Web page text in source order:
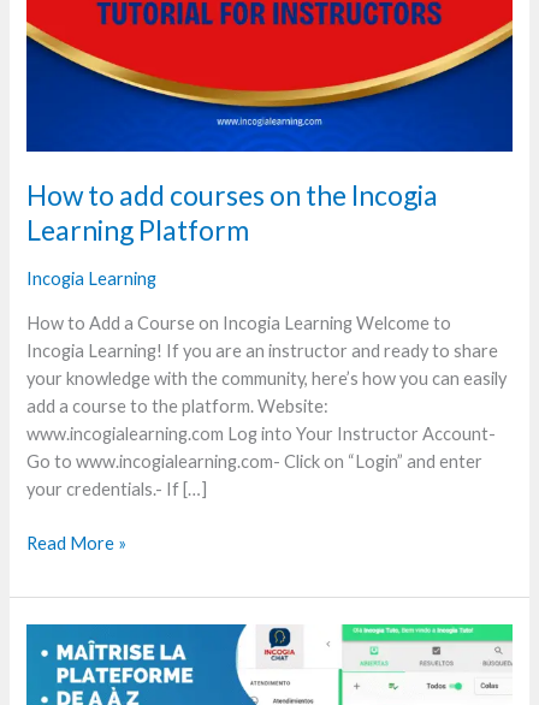
How to add courses on the Incogia
Learning Platform
Incogia Learning
How to Add a Course on Incogia Learning Welcome to
Incogia Learning! If you are an instructor and ready to share
your knowledge with the community, here’s how you can easily
add a course to the platform. Website:
www.incogialearning.com Log into Your Instructor Account-
Go to www.incogialearning.com- Click on “Login” and enter
your credentials.- If […]
on
the
Read More »
“Maîtrisez
Incogia
Chat